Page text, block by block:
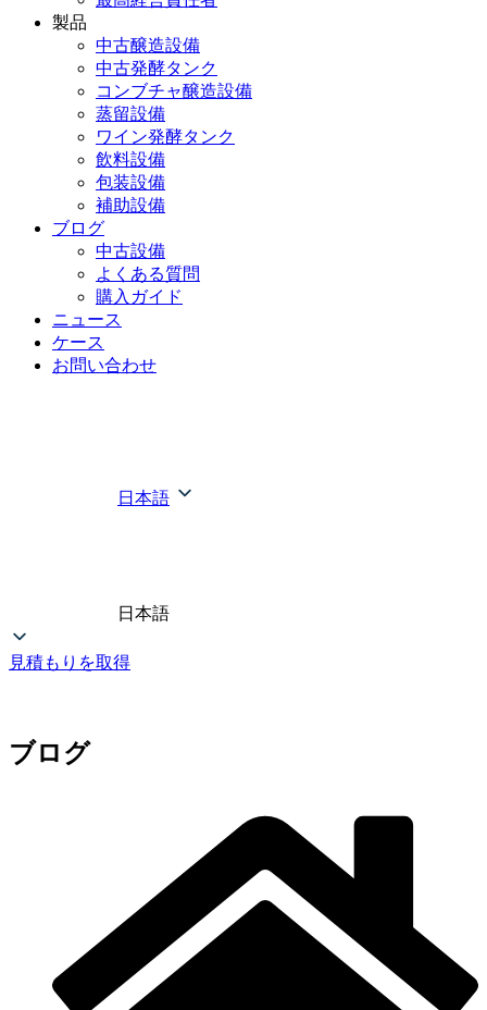
製品
中古醸造設備
中古発酵タンク
コンブチャ醸造設備
蒸留設備
ワイン発酵タンク
飲料設備
包装設備
補助設備
ブログ
中古設備
よくある質問
購入ガイド
ニュース
ケース
お問い合わせ
日本語
日本語
見積もりを取得
ブログ